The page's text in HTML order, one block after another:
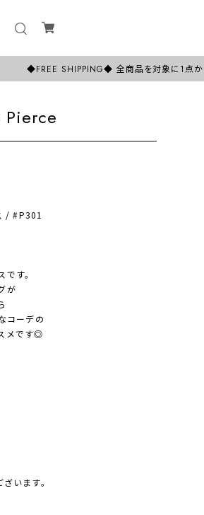
全商品を対象に1点からでも日本国
/ #P301
す。
が
コーデの
メです◎
います。